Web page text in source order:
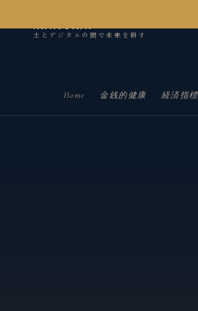
kanseian
土とデジタルの間で未来を耕す
Home 金銭的健康